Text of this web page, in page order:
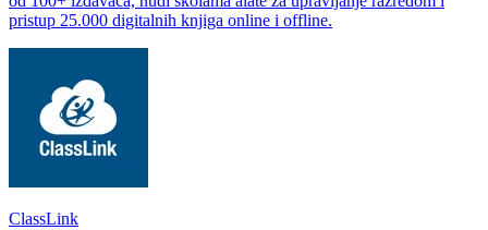
pristup 25.000 digitalnih knjiga online i offline.
ClassLink